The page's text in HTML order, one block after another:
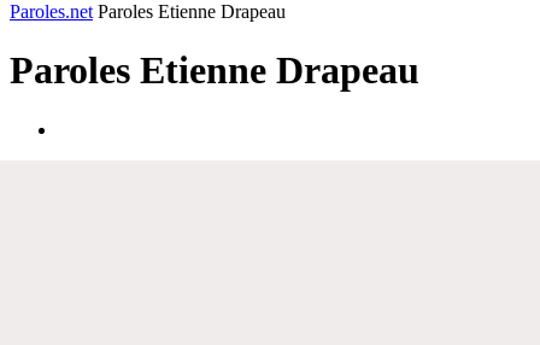
Paroles.net Paroles Etienne Drapeau
Paroles Etienne Drapeau